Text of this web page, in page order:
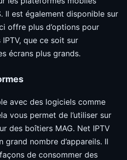
Il est également disponible sur
offre plus d’options pour
que ce soit sur
écrans plus grands.
avec des logiciels comme
vous permet de l’utiliser sur
des boîtiers MAG. Net IPTV
nombre d’appareils. Il
de consommer des